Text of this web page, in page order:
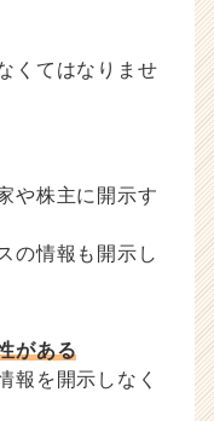
くてはなりませ
や株主に開示す
の情報も開示し
がある
報を開示しなく